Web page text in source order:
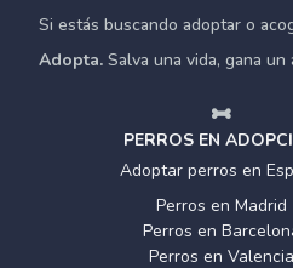
Si estás buscando adoptar o
Adopta. Salva una vida, gana
PERROS EN
Adoptar perros en
Perros en Madrid
Perros en
Perros en Valencia